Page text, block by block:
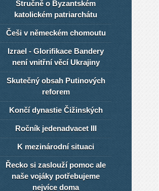
Stručně o Byzantském
katolickém patriarchátu
Češi v německém chomoutu
Izrael - Glorifikace Bandery
není vnitřní věcí Ukrajiny
Skutečný obsah Putinových
reforem
Končí dynastie Čižinských
Ročník jedenadvacet III
K mezinárodní situaci
Řecko si zaslouží pomoc ale
naše vojáky potřebujeme
nejvíce doma